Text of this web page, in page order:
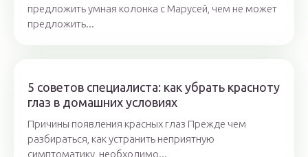
предложить умная колонка с Марусей, чем не может
предложить...
5 советов специалиста: как убрать красноту
глаз в домашних условиях
Причины появления красных глаз Прежде чем
разбираться, как устранить неприятную
симптоматику, необходимо...